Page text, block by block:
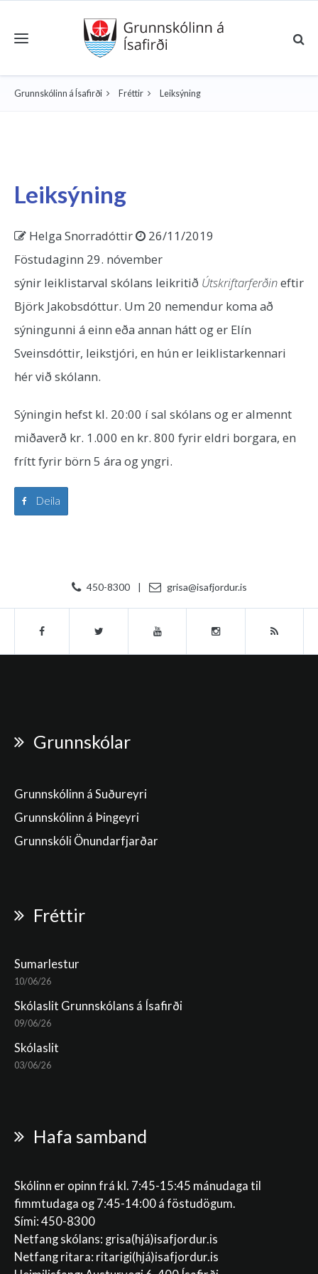
Toggle navigation
Grunnskólinn á Ísafirði Fréttir Leiksýning
Leiksýning
Helga Snorradóttir
26/11/2019
Föstudaginn 29. nóvember
sýnir leiklistarval skólans leikritið Útskriftarferðineftir
Björk Jakobsdóttur. Um 20 nemendur koma að
sýningunni á einn eða annan hátt og er Elín
Sveinsdóttir, leikstjóri, en hún er leiklistarkennari
hér við skólann.
Sýningin hefst kl. 20:00 í sal skólans og er almennt
miðaverð kr. 1.000 en kr. 800 fyrir eldri borgara, en
frítt fyrir börn 5 ára og yngri.
Deila
450-8300 | grisa@isafjordur.is
Grunnskólar
Grunnskólinn á Suðureyri
Grunnskólinn á Þingeyri
Grunnskóli Önundarfjarðar
Fréttir
Sumarlestur
10/06/26
Skólaslit Grunnskólans á Ísafirði
09/06/26
Skólaslit
03/06/26
Hafa samband
Skólinn er opinn frá kl. 7:45-15:45 mánudaga til
fimmtudaga og 7:45-14:00 á föstudögum.
Sími: 450-8300
Netfang skólans: grisa(hjá)isafjordur.is
Netfang ritara: ritarigi(hjá)isafjordur.is